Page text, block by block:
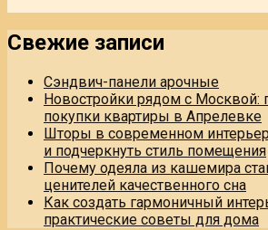
Свежие записи
Сэндвич-панели арочные
Новостройки рядом с Москвой:
покупки квартиры в Апрелевке
Шторы в современном
и подчеркнуть стиль помещения
Почему одеяла из кашемира
ценителей качественного сна
Как создать гармоничный
практические советы для дома